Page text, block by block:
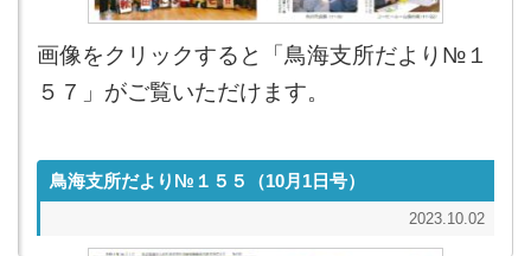
画像をクリックすると「鳥海支所だより№１
５７」がご覧いただけます。
鳥海支所だより№１５５（10月1日号）
2023.10.02